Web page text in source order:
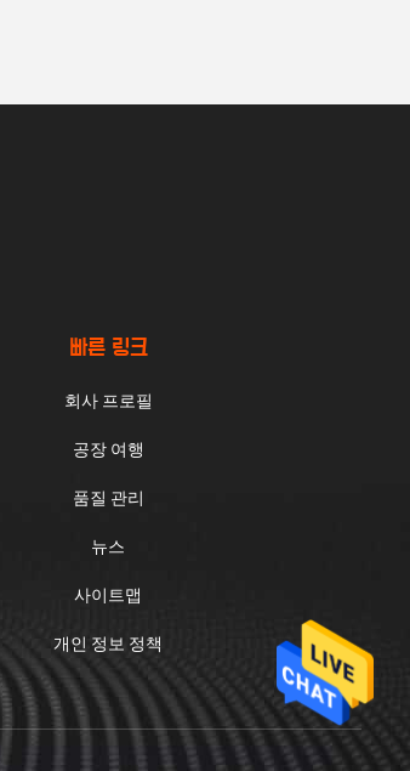
빠른 링크
회사 프로필
공장 여행
품질 관리
뉴스
사이트맵
개인 정보 정책